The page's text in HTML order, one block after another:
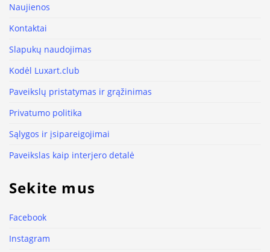
Naujienos
Kontaktai
Slapukų naudojimas
Kodėl Luxart.club
Paveikslų pristatymas ir grąžinimas
Privatumo politika
Sąlygos ir įsipareigojimai
Paveikslas kaip interjero detalė
Sekite mus
Facebook
Instagram